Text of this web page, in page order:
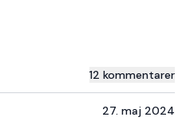
12 kommentarer
27. maj 2024